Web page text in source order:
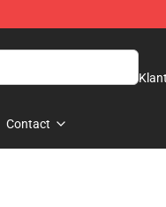
Contact